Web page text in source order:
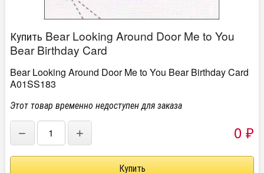
Купить Bear Looking Around Door Me to You
Bear Birthday Card
Bear Looking Around Door Me to You Bear Birthday Card
A01SS183
Этот товар временно недоступен для заказа
− + 0 ₽